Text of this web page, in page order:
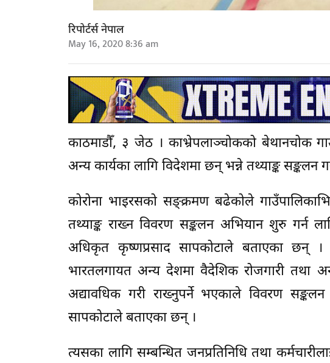
रिपोर्टर्स नेपाल
May 16, 2020 8:36 am
काठमाडौँ, ३ जेठ । काभ्रेपलाञ्चोकको बेथानचोक
अन्य कार्यका लागि विदेशमा छन् भन्ने तथ्याङ्क सङ्कलन
कोरोना भाइरसको सङ्क्रमण बढेकोले
तथ्याङ्क राख्न विवरण सङ्कलन अभियान शुरु गर्न
अधिकृत कृष्णप्रसाद सापकोटाले बताएका छन् ।
भारतलगायत अन्य देशमा वैदेशिक रोजगारी तथा
अद्यावधिक गरी राख्नुपर्ने भएकाले विवरण
सापकोटाले बताएका छन् ।
त्यसका लागि सम्बन्धित जनप्रतिनिधि तथा